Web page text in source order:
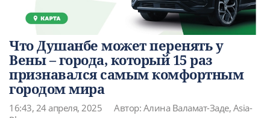
Что Душанбе может перенять у
Вены – города, который 15 раз
признавался самым комфортным
городом мира
16:43, 24 апреля, 2025
Автор: Алина Валамат-Заде, Asia-